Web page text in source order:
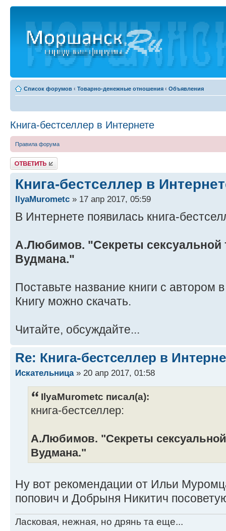
Список форумов ‹ Товарно-денежные отношения ‹ Объявления
Книга-бестселлер в Интернете
Правила форума
Ответить
Книга-бестселлер в
IlyaMurometc » 17 апр 2017, 05:59
В Интернете появилась книга-
А.Любимов. "Секреты сексуальной
Вудмана."
Поставьте название книги с автором в
Книгу можно скачать.
Читайте, обсуждайте...
Re: Книга-бестселлер в
Искательница» 20 апр 2017, 01:58
IlyaMurometc писал(а):
книга-бестселлер:
А.Любимов. "Секреты
Вудмана."
Ну вот рекомендации от Ильи
попович и Добрыня Никитич
Ласковая, нежная, но дрянь та еще...